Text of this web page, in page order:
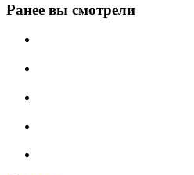
Ранее вы смотрели